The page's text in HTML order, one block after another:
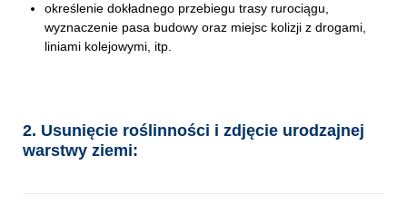
określenie dokładnego przebiegu trasy rurociągu,
wyznaczenie pasa budowy oraz miejsc kolizji z drogami,
liniami kolejowymi, itp.
2. Usunięcie roślinności i zdjęcie urodzajnej
warstwy ziemi: